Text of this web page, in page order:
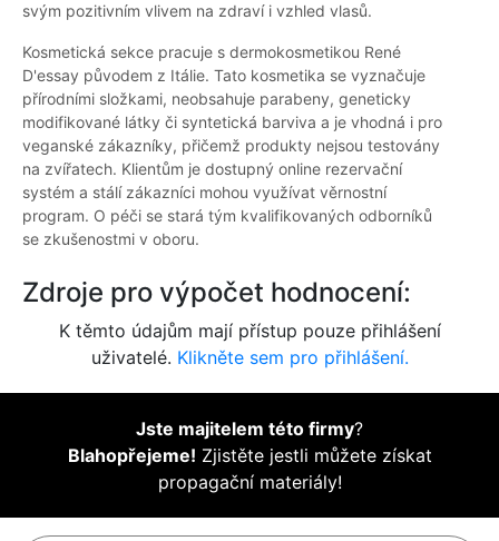
svým pozitivním vlivem na zdraví i vzhled vlasů.
Kosmetická sekce pracuje s dermokosmetikou René
D'essay původem z Itálie. Tato kosmetika se vyznačuje
přírodními složkami, neobsahuje parabeny, geneticky
modifikované látky či syntetická barviva a je vhodná i pro
veganské zákazníky, přičemž produkty nejsou testovány
na zvířatech. Klientům je dostupný online rezervační
systém a stálí zákazníci mohou využívat věrnostní
program. O péči se stará tým kvalifikovaných odborníků
se zkušenostmi v oboru.
Zdroje pro výpočet hodnocení:
K těmto údajům mají přístup pouze přihlášení
uživatelé. Klikněte sem pro přihlášení.
Jste majitelem této firmy?
Blahopřejeme! Zjistěte jestli můžete získat
propagační materiály!